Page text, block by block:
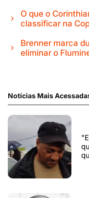
O que o
classificar na
Brenner marca
eliminar o
Notícias Mais